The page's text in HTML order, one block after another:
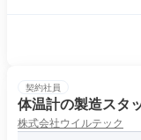
契約社員
体温計の製造スタ
株式会社ウイルテック